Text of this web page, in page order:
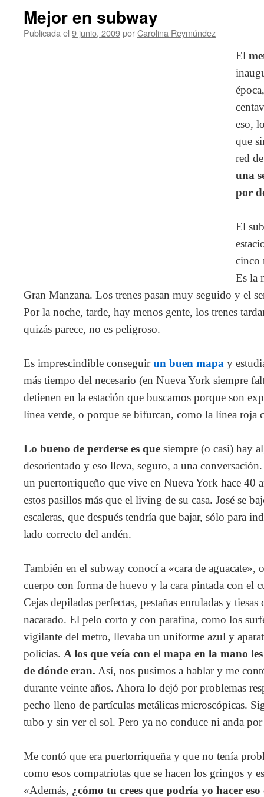
Mejor en subway
Publicada el 9 junio, 2009porCarolina Reymúndez
El
eso,
que
red
una
por
El
cinco
Es la
Gran Manzana. Los trenes pasan muy seguido y el
Por la noche, tarde, hay menos gente, los trenes
quizás parece, no es peligroso.
Es imprescindible conseguirun buen mapa y
más tiempo del necesario (en Nueva York siempre
detienen en la estación que buscamos porque son
línea verde, o porque se bifurcan, como la línea roja
Lo bueno de perderse es que siempre (o casi) hay
desorientado y eso lleva, seguro, a una
un puertorriqueño que vive en Nueva York hace 40
estos pasillos más que el living de su casa. José se
escaleras, que después tendría que bajar, sólo para
lado correcto del andén.
También en el subway conocí a «cara de aguacate»,
cuerpo con forma de huevo y la cara pintada con el
Cejas depiladas perfectas, pestañas enruladas y
nacarado. El pelo corto y con parafina, como los
vigilante del metro, llevaba un uniforme azul y
policías. A los que veía con el mapa en la mano
de dónde eran. Así, nos pusimos a hablar y me
durante veinte años. Ahora lo dejó por problemas
pecho lleno de partículas metálicas microscópicas.
tubo y sin ver el sol. Pero ya no conduce ni anda
Me contó que era puertorriqueña y que no tenía
como esos compatriotas que se hacen los gringos y
«Además, ¿cómo tu crees que podría yo hacer